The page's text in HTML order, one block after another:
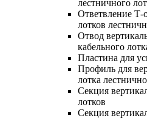
лестничного
Ответвление Т-
лотков
Отвод
кабельного
Пластина для
Профиль для
лотка
Секция
лотков
Секция